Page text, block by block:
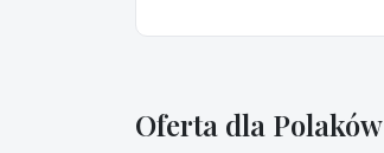
Oferta dla Polaków